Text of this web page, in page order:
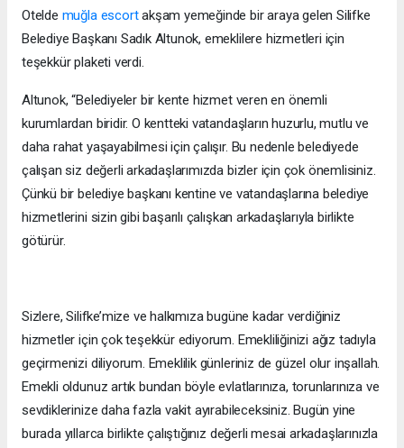
Otelde muğla escortakşam yemeğinde bir araya gelen Silifke
Belediye Başkanı Sadık Altunok, emeklilere hizmetleri için
teşekkür plaketi verdi.
Altunok, “Belediyeler bir kente hizmet veren en önemli
kurumlardan biridir. O kentteki vatandaşların huzurlu, mutlu ve
daha rahat yaşayabilmesi için çalışır. Bu nedenle belediyede
çalışan siz değerli arkadaşlarımızda bizler için çok önemlisiniz.
Çünkü bir belediye başkanı kentine ve vatandaşlarına belediye
hizmetlerini sizin gibi başarılı çalışkan arkadaşlarıyla birlikte
götürür.
Sizlere, Silifke’mize ve halkımıza bugüne kadar verdiğiniz
hizmetler için çok teşekkür ediyorum. Emekliliğinizi ağız tadıyla
geçirmenizi diliyorum. Emeklilik günleriniz de güzel olur inşallah.
Emekli oldunuz artık bundan böyle evlatlarınıza, torunlarınıza ve
sevdiklerinize daha fazla vakit ayırabileceksiniz. Bugün yine
burada yıllarca birlikte çalıştığınız değerli mesai arkadaşlarınızla